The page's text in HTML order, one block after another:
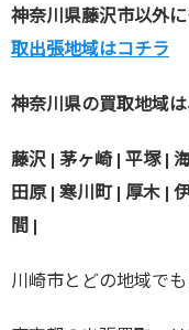
神奈川県藤沢市以外
取出張地域はコチラ
神奈川県の買取地域は
藤沢 | 茅ヶ崎 | 平塚 |
田原 | 寒川町 | 厚木 |
間 |
川崎市とどの地域でも